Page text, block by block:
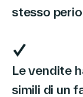
stesso
Le vendite
simili di un